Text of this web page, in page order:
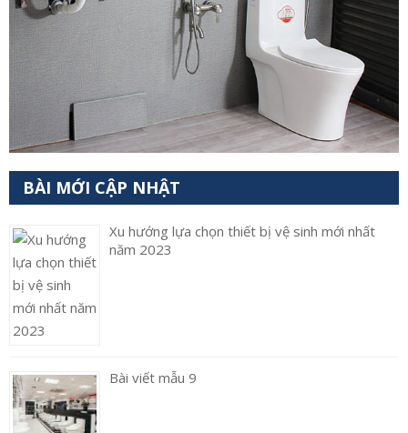
BÀI MỚI CẬP NHẬT
Xu hướng lựa chọn thiết bị vệ sinh mới nhất
năm 2023
Bài viết mẫu 9